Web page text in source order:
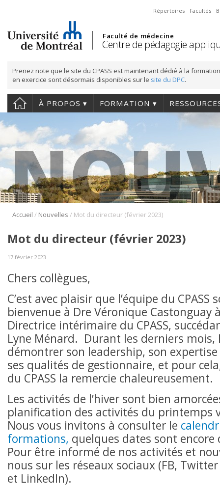
Répertoires Facultés
Faculté de médecine
Centre de pédagogie
Prenez note que le site du CPASS est maintenant dédié à la
en exercice sont désormais disponibles sur le site du DPC.
À PROPOS FORMATION
Accueil / Nouvelles / Mot du directeur (février 2023)
Mot du directeur (février 2023)
17 février 2023
Chers collègues,
C’est avec plaisir que l’équipe du CPASS
bienvenue à Dre Véronique Castonguay
Directrice intérimaire du CPASS,
Lyne Ménard. Durant les derniers mois,
démontrer son leadership, son
ses qualités de gestionnaire, et pour
du CPASS la remercie chaleureusement.
Les activités de l’hiver sont bien
planification des activités du printemps
Nous vous invitons à consulter le
formations, quelques dates sont
Pour être informé de nos activités et
nous sur les réseaux sociaux (FB,
et LinkedIn).